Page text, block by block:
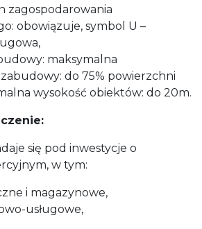
zagospodarowania
obowiązuje, symbol U –
maksymalna
do 75% powierzchni
wysokość obiektów: do 20m.
się pod inwestycje o
w tym:
i magazynowe,
usługowe,